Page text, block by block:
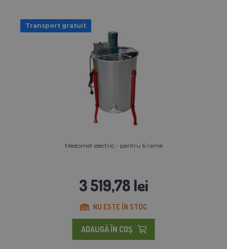
Transport gratuit
Medomet electric - pentru 6 rame
3 519,78 lei
NU ESTE ÎN STOC
ADAUGĂ ÎN COŞ